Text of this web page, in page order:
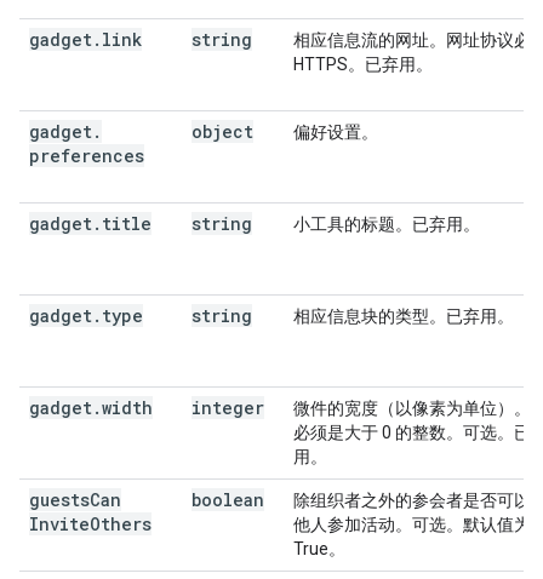
gadget. link string
相应信息流的网址。网址协议必
HTTPS。已弃用。
gadget.
preferences
object 偏好设置。
gadget. title string 小工具的标题。已弃用。
gadget. type string 相应信息块的类型。已弃用。
gadget.width integer
微件的宽度（以像素为单位）。
必须是大于 0 的整数。可选。已
用。
guestsCan
InviteOthers
boolean
除组织者之外的参会者是否可以
他人参加活动。可选。默认值为
True。